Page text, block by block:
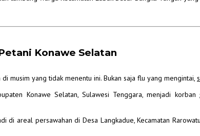
Konawe Selatan
musim yang tidak menentu ini. Bukan saja flu yang mengintai,
Konawe Selatan, Sulawesi Tenggara, menjadi korban
areal persawahan di Desa Langkadue, Kecamatan